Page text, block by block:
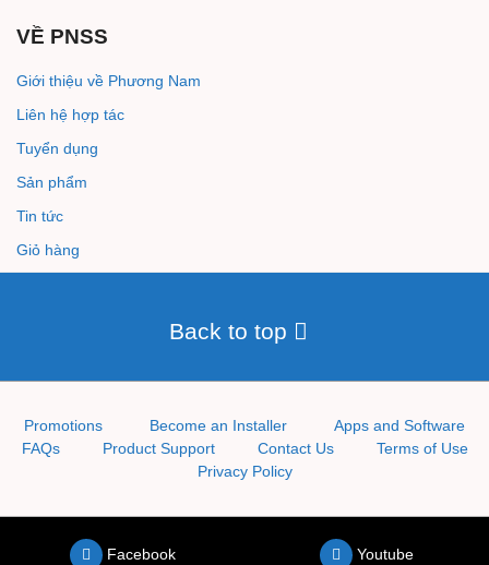
VỀ PNSS
Giới thiệu về Phương Nam
Liên hệ hợp tác
Tuyển dụng
Sản phẩm
Tin tức
Giỏ hàng
Back to top
Promotions Become an Installer
Apps and Software
FAQs
Product Support Contact Us
Terms of Use
Privacy Policy
Facebook Youtube